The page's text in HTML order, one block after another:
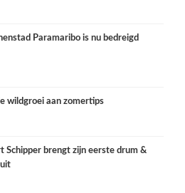
Paramaribo is nu bedreigd
wildgroei aan zomertips
Schipper brengt zijn eerste drum &